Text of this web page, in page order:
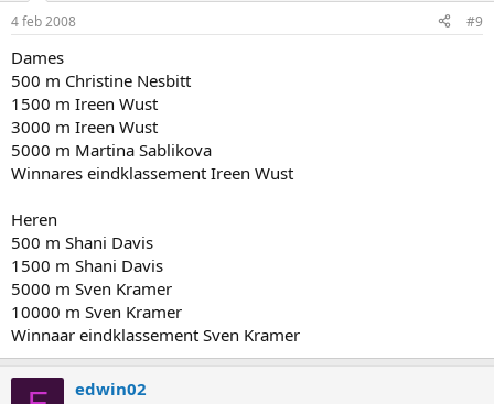
4 feb 2008 #9
Dames
500 m Christine Nesbitt
1500 m Ireen Wust
3000 m Ireen Wust
5000 m Martina Sablikova
Winnares eindklassement Ireen Wust
Heren
500 m Shani Davis
1500 m Shani Davis
5000 m Sven Kramer
10000 m Sven Kramer
Winnaar eindklassement Sven Kramer
edwin02